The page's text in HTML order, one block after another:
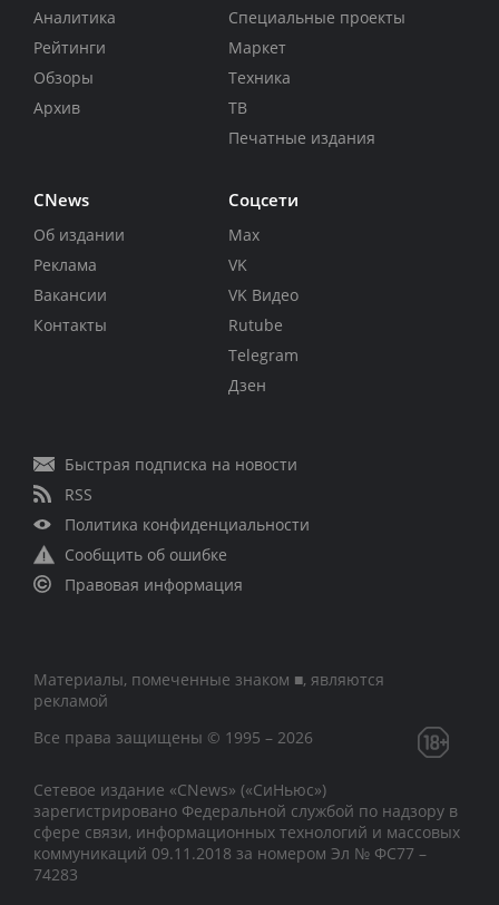
Аналитика
Рейтинги
Обзоры
Архив
Специальные проекты
Маркет
Техника
ТВ
Печатные издания
CNews
Об издании
Реклама
Вакансии
Контакты
Соцсети
Max
VK
VK Видео
Rutube
Telegram
Дзен
Быстрая подписка на новости
RSS
Политика конфиденциальности
Сообщить об ошибке
Правовая информация
Материалы, помеченные знаком ■, являются
рекламой
Все права защищены © 1995 – 2026
Сетевое издание «CNews» («СиНьюс»)
зарегистрировано Федеральной службой по надзору в
сфере связи, информационных технологий и массовых
коммуникаций 09.11.2018 за номером Эл № ФС77 –
74283